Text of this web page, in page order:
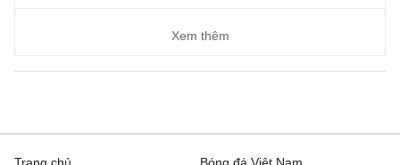
Xem thêm
Trang chủ
Bóng đá Việt Nam